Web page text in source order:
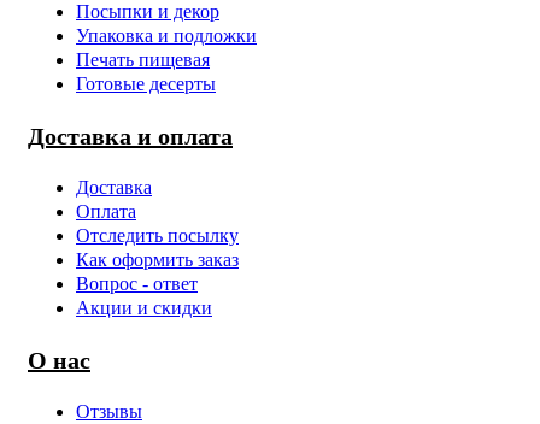
Посыпки и декор
Упаковка и подложки
Печать пищевая
Готовые десерты
Доставка и оплата
Доставка
Оплата
Отследить посылку
Как оформить заказ
Вопрос - ответ
Акции и скидки
О нас
Отзывы